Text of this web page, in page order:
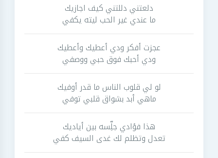
دلعتني دللتني كيف اجازيك
ما عندي غير الحب ليته يكفي
عجزت أفكر ودي أعطيك وأعطيك
ودي أحبك فوق حبي ووصفي
لو لي قلوب الناس ما قدر أوفيك
ماهي أبد بشواق قلبي توفي
هذا فؤادي جلِّسه بين أياديك
تعدل وتظلم لك غدى السيف كفي